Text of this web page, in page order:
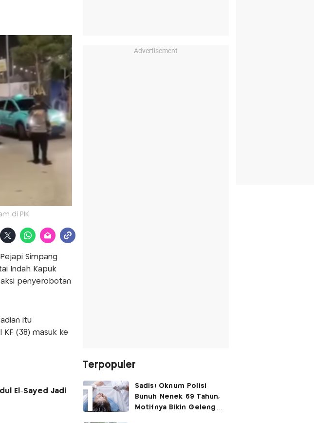
di PIK
Simpang
Indah Kapuk
aksi penyerobotan
itu
KF (38) masuk ke
El-Sayed Jadi
Advertisement
Terpopuler
Sadis! Oknum Polisi
Bunuh Nenek 69 Tahun,
Motifnya Bikin Geleng